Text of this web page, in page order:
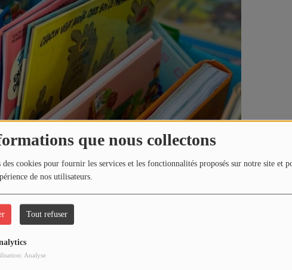
que nous collectons
cookies pour fournir les services et les fonctionnalités proposés sur notre site et
de nos utilisateurs.
Tout refuser
Analyse
64160, SAINT CASTIN
juin !